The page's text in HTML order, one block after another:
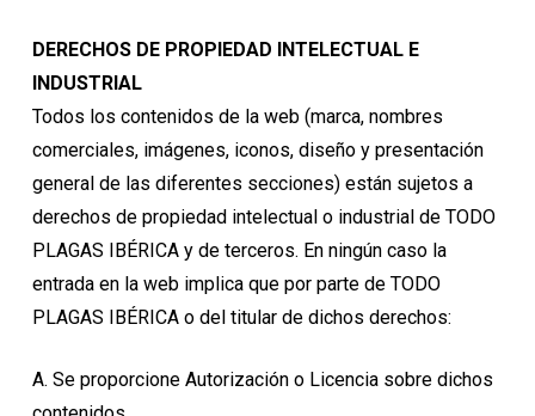
DERECHOS DE PROPIEDAD INTELECTUAL E
INDUSTRIAL
Todos los contenidos de la web (marca, nombres
comerciales, imágenes, iconos, diseño y presentación
general de las diferentes secciones) están sujetos a
derechos de propiedad intelectual o industrial de TODO
PLAGAS IBÉRICA y de terceros. En ningún caso la
entrada en la web implica que por parte de TODO
PLAGAS IBÉRICA o del titular de dichos derechos:
A. Se proporcione Autorización o Licencia sobre dichos